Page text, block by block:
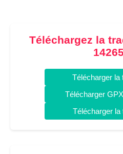
Téléchargez la
Télécharger la
Télécharger
Télécharger la